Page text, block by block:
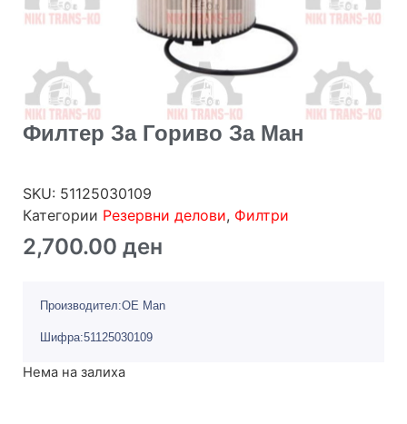
Филтер За Гориво За Ман
SKU: 51125030109
Категории Резервни делови, Филтри
2,700.00 ден
Производител:OE Man
Шифра:51125030109
Нема на залиха